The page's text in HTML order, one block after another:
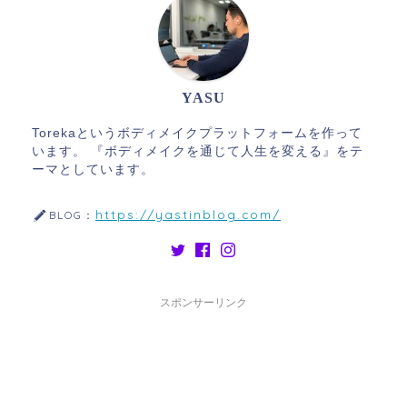
YASU
Torekaというボディメイクプラットフォームを作って
います。 『ボディメイクを通じて人生を変える』をテ
ーマとしています。
BLOG： https://yastinblog.com/
スポンサーリンク